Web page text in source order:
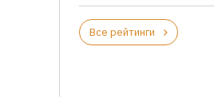
Все рейтинги